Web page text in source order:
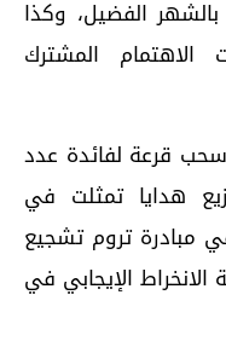
الفضيل، وكذا
المشترك
قرعة لفائدة عدد
هدايا تمثلت في
مبادرة تروم تشجيع
الإيجابي في